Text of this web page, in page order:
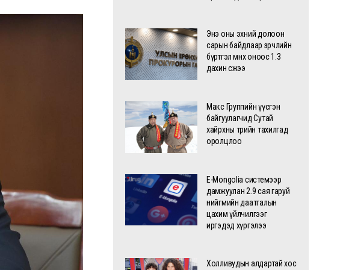
Энэ оны эхний долоон
сарын байдлаар зөрчлийн
бүртгэл өмнөх оноос 1.3
дахин өсжээ
Макс Группийн үүсгэн
байгуулагчид Сутай
хайрхны төрийн тахилгад
оролцлоо
E-Mongolia системээр
дамжуулан 2.9 сая гаруй
нийгмийн даатгалын
цахим үйлчилгээг
иргэдэд хүргэлээ
Холливудын алдартай хос